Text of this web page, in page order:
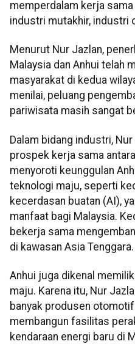
memperdalam kerja
industri mutakhir, industri
Menurut Nur Jazlan,
Malaysia dan Anhui telah
masyarakat di kedua
menilai, peluang
pariwisata masih sangat
Dalam bidang industri,
prospek kerja sama
menyoroti keunggulan
teknologi maju, seperti
kecerdasan buatan (AI),
manfaat bagi Malaysia.
bekerja sama
di kawasan Asia Tenggara.
Anhui juga dikenal
maju. Karena itu, Nur
banyak produsen
membangun fasilitas
kendaraan energi baru di